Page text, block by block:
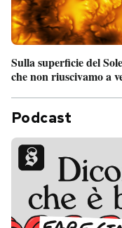
Sulla superficie del
che non riuscivamo a
Podcast